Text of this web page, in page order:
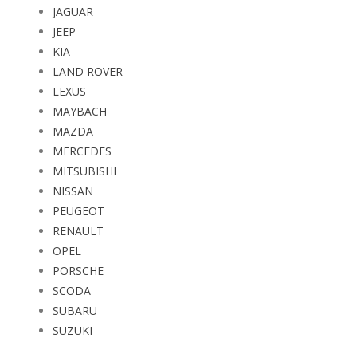
JAGUAR
JEEP
KIA
LAND ROVER
LEXUS
MAYBACH
MAZDA
MERCEDES
MITSUBISHI
NISSAN
PEUGEOT
RENAULT
OPEL
PORSCHE
SCODA
SUBARU
SUZUKI